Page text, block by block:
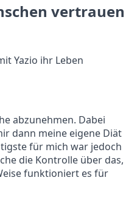
vertrauen
Yazio ihr Leben
abzunehmen. Dabei
dann meine eigene Diät
für mich war jedoch
die Kontrolle über das,
funktioniert es für